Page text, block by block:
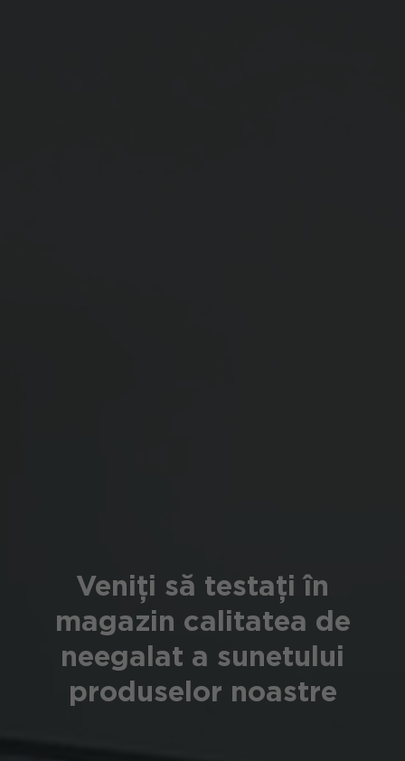
Veniți să testați în
magazin calitatea de
neegalat a sunetului
produselor noastre